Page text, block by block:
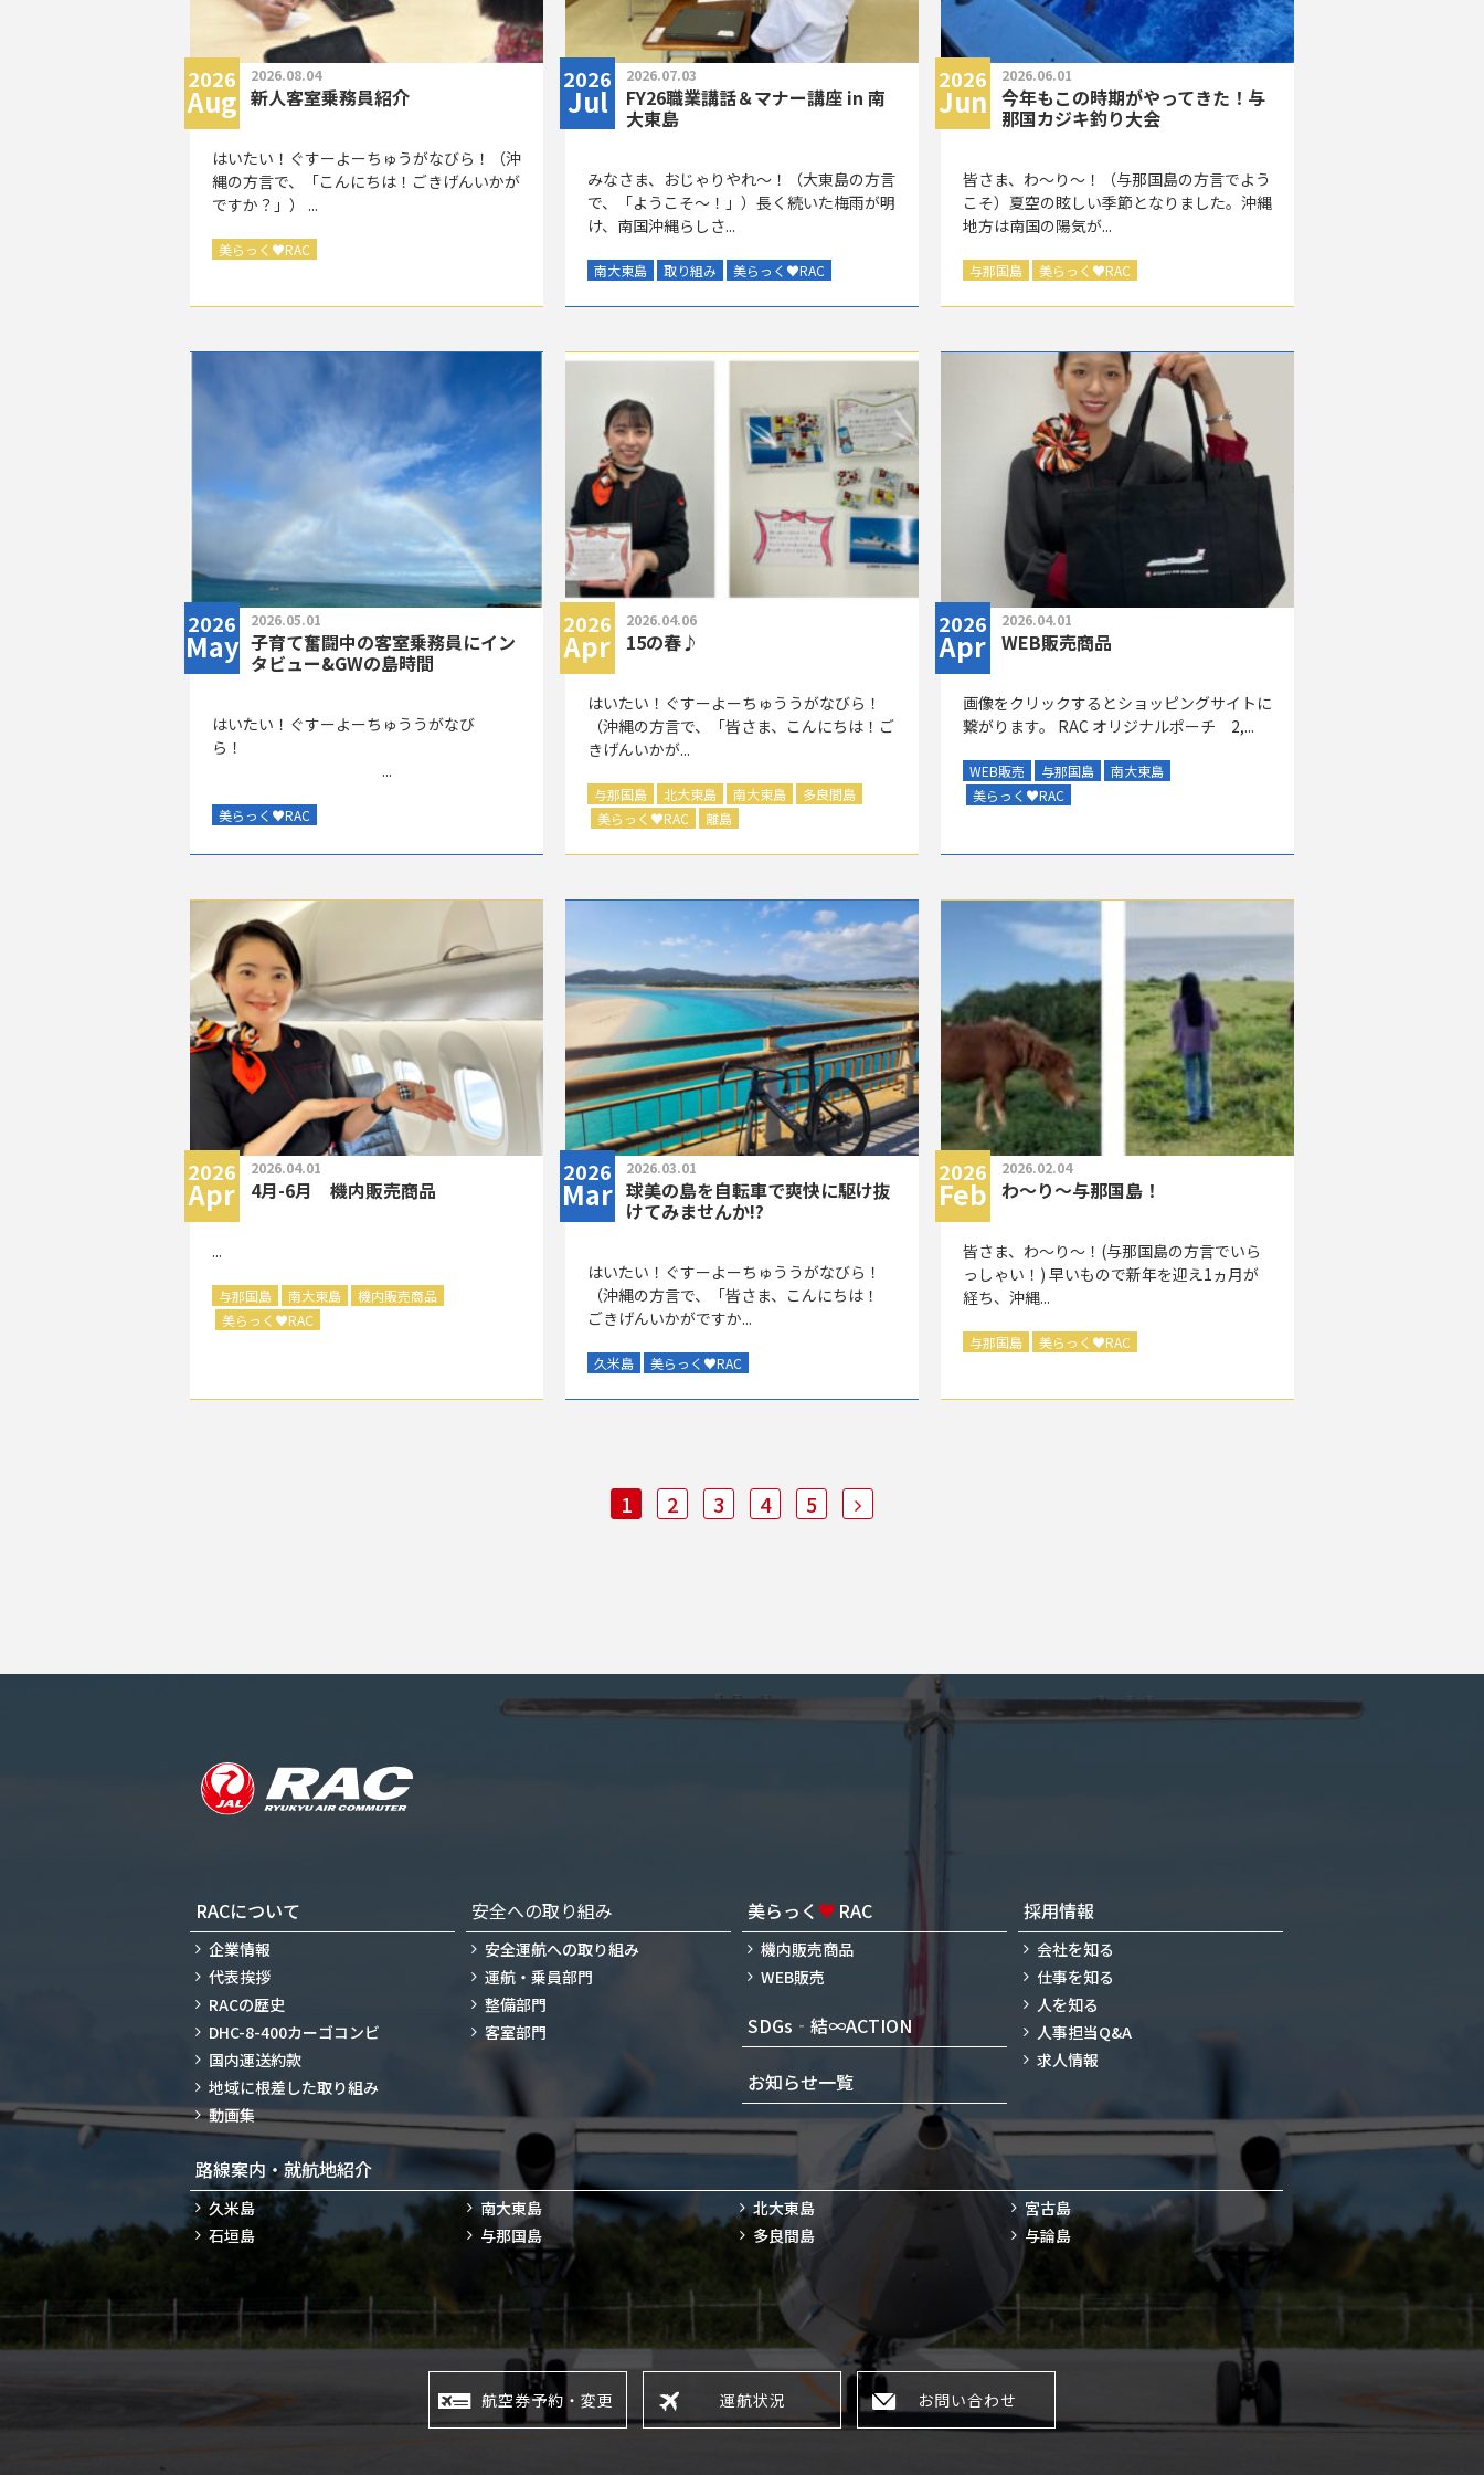
2026
Aug
2026.08.04
新人客室乗務員紹介
はいたい！ぐすーよーちゅうがなびら！（沖
縄の方言で、「こんにちは！ごきげんいかが
ですか？」） ...
美らっく ♥RAC
2026
Jul
2026.07.03
FY26職業講話＆マナー講座 in 南
大東島
みなさま、おじゃりやれ～！（大東島の方言
で、「ようこそ～！」）長く続いた梅雨が明
け、南国沖縄らしさ...
南大東島 取り組み 美らっく ♥RAC
2026
Jun
2026.06.01
今年もこの時期がやってきた！与
那国カジキ釣り大会
皆さま、わ～り～！（与那国島の方言でよう
こそ）夏空の眩しい季節となりました。沖縄
地方は南国の陽気が...
与那国島 美らっく ♥RAC
2026
May
2026.05.01
子育て奮闘中の客室乗務員にイン
タビュー&GWの島時間
はいたい！ぐすーよーちゅううがなび
ら！
...
美らっく ♥RAC
2026
Apr
2026.04.06
15の春♪
はいたい！ぐすーよーちゅううがなびら！
（沖縄の方言で、「皆さま、こんにちは！ご
きげんいかが...
与那国島 北大東島 南大東島
多良間島
美らっく ♥RAC 離島
2026
Apr
2026.04.01
WEB販売商品
画像をクリックするとショッピングサイトに
繋がります。 RAC オリジナルポーチ 2,...
WEB販売 与那国島
南大東島
美らっく ♥RAC
2026
Apr
2026.04.01
4月-6月 機内販売商品
...
与那国島 南大東島
機内販売商品
美らっく ♥RAC
2026
Mar
2026.03.01
球美の島を自転車で爽快に駆け抜
けてみませんか!?
はいたい！ぐすーよーちゅううがなびら！
（沖縄の方言で、「皆さま、こんにちは！
ごきげんいかがですか...
久米島 美らっく ♥RAC
2026
Feb
2026.02.04
わ～り～与那国島！
皆さま、わ～り～！(与那国島の方言でいら
っしゃい！) 早いもので新年を迎え1ヵ月が
経ち、沖縄...
与那国島 美らっく ♥RAC
1 2 3 4 5
RACについて
企業情報
代表挨拶
RACの歴史
DHC-8-400カーゴコンビ
国内運送約款
地域に根差した取り組み
動画集
安全への取り組み
安全運航への取り組み
運航・乗員部門
整備部門
客室部門
美らっく ♥ RAC
機内販売商品
WEB販売
SDGs‐結∞ACTION
お知らせ一覧
採用情報
会社を知る
仕事を知る
人を知る
人事担当Q&A
求人情報
路線案内・就航地紹介
久米島 南大東島 北大東島
宮古島
石垣島
与那国島 多良間島 与論島
航空券予約・変更 運航状況 お問い合わせ